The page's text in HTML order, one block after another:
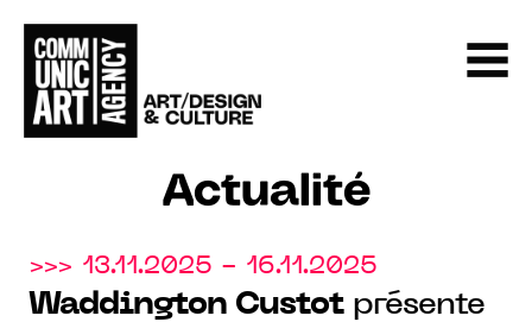
Actualité
>>> 13.11.2025 - 16.11.2025
Waddington Custotprésente